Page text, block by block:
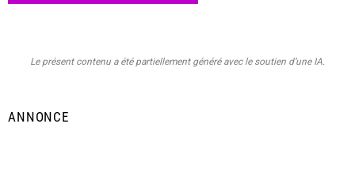
Le présent contenu a été partiellement généré avec le soutien d’une IA.
ANNONCE